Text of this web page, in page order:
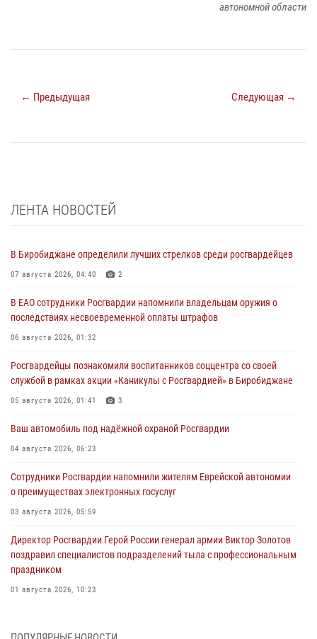
автономной области
← Предыдущая Следующая →
ЛЕНТА НОВОСТЕЙ
В Биробиджане определили лучших стрелков среди росгвардейцев
07 августа 2026, 04:40 2
В ЕАО сотрудники Росгвардии напомнили владельцам оружия о
последствиях несвоевременной оплаты штрафов
06 августа 2026, 01:32
Росгвардейцы познакомили воспитанников соццентра со своей
службой в рамках акции «Каникулы с Росгвардией» в Биробиджане
05 августа 2026, 01:41 3
Ваш автомобиль под надёжной охраной Росгвардии
04 августа 2026, 06:23
Сотрудники Росгвардии напомнили жителям Еврейской автономии
о преимуществах электронных госуслуг
03 августа 2026, 05:59
Директор Росгвардии Герой России генерал армии Виктор Золотов
поздравил специалистов подразделений тыла с профессиональным
праздником
01 августа 2026, 10:23
Российской Федерации